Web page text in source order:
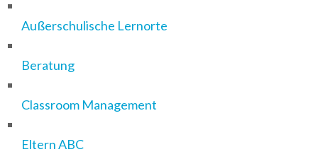
Außerschulische Lernorte
Beratung
Classroom Management
Eltern ABC